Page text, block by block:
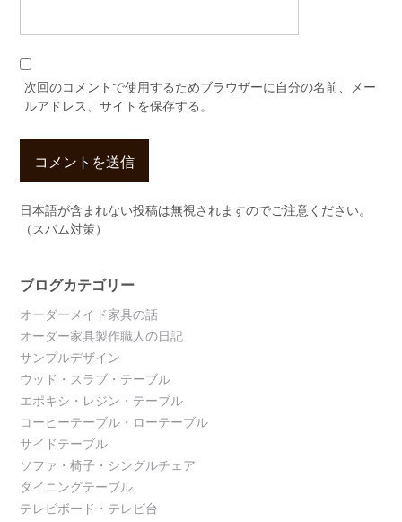
次回のコメントで使用するためブラウザーに自分の名前、メー
ルアドレス、サイトを保存する。
日本語が含まれない投稿は無視されますのでご注意ください。
（スパム対策）
ブログカテゴリー
オーダーメイド家具の話
オーダー家具製作職人の日記
サンプルデザイン
ウッド・スラブ・テーブル
エポキシ・レジン・テーブル
コーヒーテーブル・ローテーブル
サイドテーブル
ソファ・椅子・シングルチェア
ダイニングテーブル
テレビボード・テレビ台